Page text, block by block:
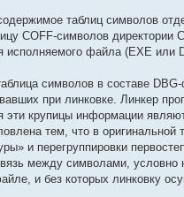
таблиц символов
COFF-символов
исполняемого файла (EXE или
символов в составе
при линковке. Линкер
эти крупицы информации
тем, что в
и перегруппировки
между символами,
и без которых линковку